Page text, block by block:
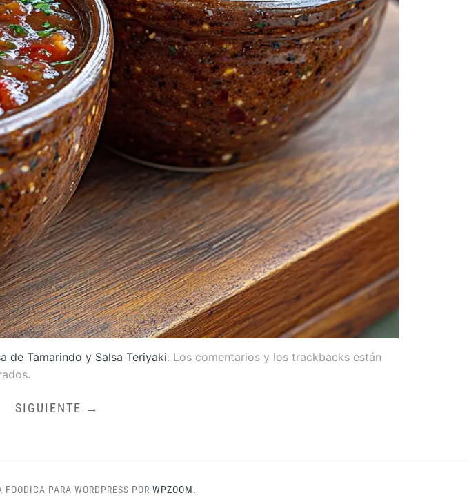
de Tamarindo y Salsa Teriyaki. Los comentarios y los trackbacks están
SIGUIENTE →
FOODICA PARA WORDPRESS POR WPZOOM.